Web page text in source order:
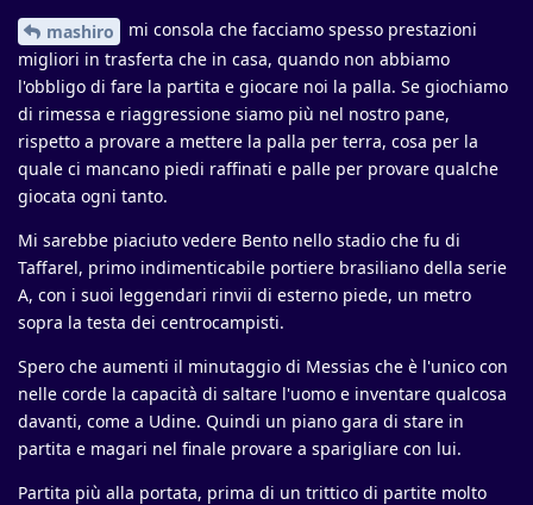
mashiro
mi consola che facciamo spesso prestazioni
migliori in trasferta che in casa, quando non abbiamo
l'obbligo di fare la partita e giocare noi la palla. Se giochiamo
di rimessa e riaggressione siamo più nel nostro pane,
rispetto a provare a mettere la palla per terra, cosa per la
quale ci mancano piedi raffinati e palle per provare qualche
giocata ogni tanto.
Mi sarebbe piaciuto vedere Bento nello stadio che fu di
Taffarel, primo indimenticabile portiere brasiliano della serie
A, con i suoi leggendari rinvii di esterno piede, un metro
sopra la testa dei centrocampisti.
Spero che aumenti il minutaggio di Messias che è l'unico con
nelle corde la capacità di saltare l'uomo e inventare qualcosa
davanti, come a Udine. Quindi un piano gara di stare in
partita e magari nel finale provare a sparigliare con lui.
Partita più alla portata, prima di un trittico di partite molto